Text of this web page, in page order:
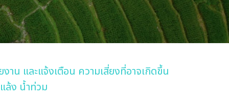
าน และแจ้งเตือน ความเสี่ยงที่อาจเกิดขึ้น
ล้ง น้ำท่วม